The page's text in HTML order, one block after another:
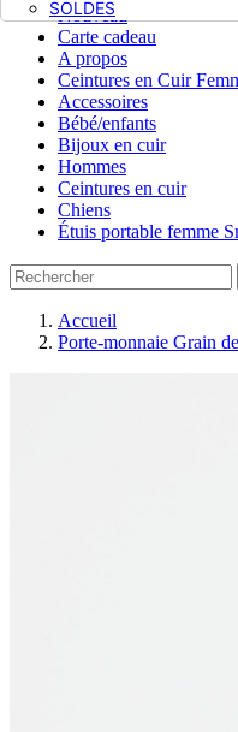
SOLDES
Nouveau
Carte cadeau
A propos
Ceintures en Cuir
Accessoires
Bébé/enfants
Bijoux en cuir
Hommes
Ceintures en cuir
Chiens
Étuis portable femme
Accueil
Porte-monnaie Grain